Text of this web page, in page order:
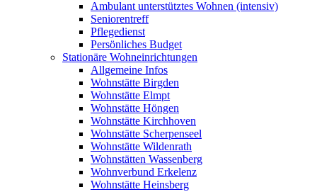
Ambulant unterstütztes Wohnen (intensiv)
Seniorentreff
Pflegedienst
Persönliches Budget
Stationäre Wohneinrichtungen
Allgemeine Infos
Wohnstätte Birgden
Wohnstätte Elmpt
Wohnstätte Höngen
Wohnstätte Kirchhoven
Wohnstätte Scherpenseel
Wohnstätte Wildenrath
Wohnstätten Wassenberg
Wohnverbund Erkelenz
Wohnstätte Heinsberg